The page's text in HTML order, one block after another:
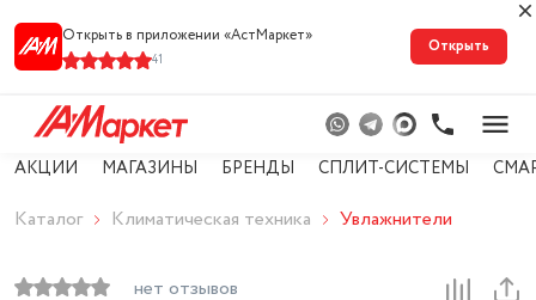
Открыть в приложении «АстМарке‪т‬»
41
Открыть
АКЦИИ МАГАЗИНЫ БРЕНДЫ СПЛИТ-СИСТЕМЫ
Каталог Климатическая техника Увлажнители
нет отзывов